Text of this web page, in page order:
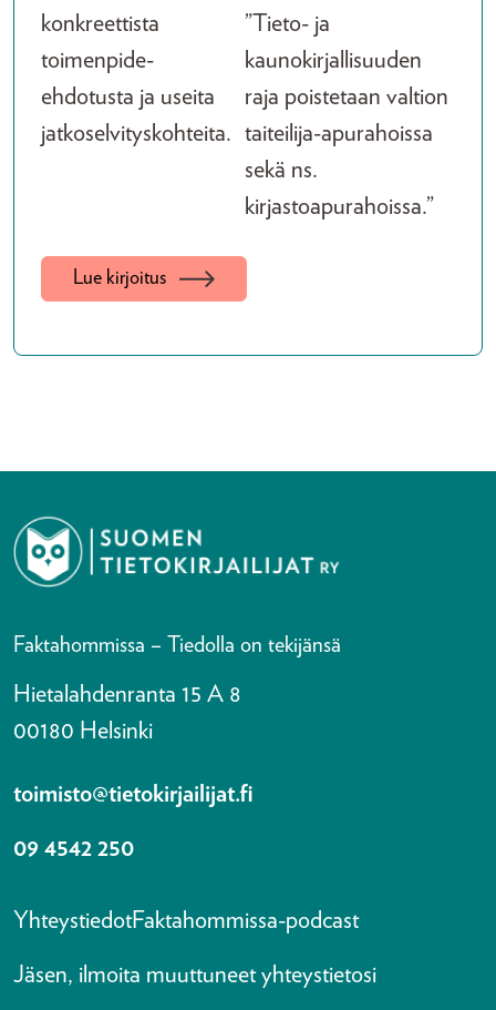
konkreettista
toimenpide-
ehdotusta ja useita
jatkoselvityskohteita.
”Tieto- ja
kaunokirjallisuuden
raja poistetaan valtion
taiteilija-apurahoissa
sekä ns.
kirjastoapurahoissa.”
Lue kirjoitus
Faktahommissa – Tiedolla on tekijänsä
Hietalahdenranta 15 A 8
00180 Helsinki
toimisto@tietokirjailijat.fi
09 4542 250
YhteystiedotFaktahommissa-podcast
Jäsen, ilmoita muuttuneet yhteystietosi